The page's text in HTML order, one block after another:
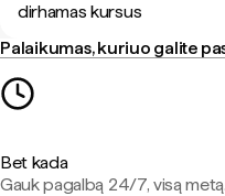
dirhamas kursus
Palaikumas, kuriuo galite
Bet kada
Gauk pagalbą 24/7, visą